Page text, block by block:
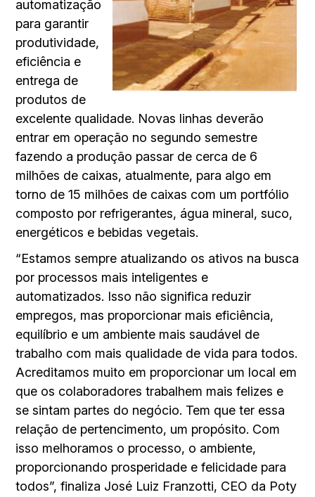
automatização
para garantir
produtividade,
eficiência e
entrega de
produtos de
excelente qualidade. Novas linhas deverão
entrar em operação no segundo semestre
fazendo a produção passar de cerca de 6
milhões de caixas, atualmente, para algo em
torno de 15 milhões de caixas com um port­fólio
composto por refrigerantes, água mineral, suco,
energéticos e bebidas vegetais.
“Estamos sempre atualizando os ativos na busca
por processos mais inteligentes e
automatizados. Isso não significa reduzir
empregos, mas proporcionar mais eficiência,
equilíbrio e um ambiente mais saudável de
trabalho com mais qualidade de vida para todos.
Acreditamos muito em proporcionar um local em
que os colaboradores trabalhem mais felizes e
se sintam partes do negócio. Tem que ter essa
relação de pertencimento, um propósito. Com
isso melhoramos o processo, o ambiente,
proporcionando prosperidade e felicidade para
todos”, finaliza José Luiz Franzotti, CEO da Poty